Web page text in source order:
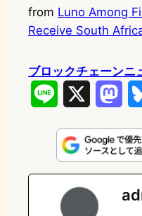
from Luno Among
Receive South
ブロックチェーンニ
n
e
s
t
o